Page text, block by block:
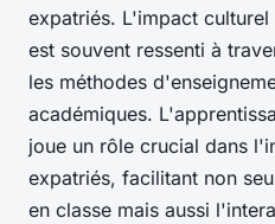
expatriés. L'impact
est souvent ressenti à
les méthodes
académiques.
joue un rôle crucial dans
expatriés, facilitant non
en classe mais aussi